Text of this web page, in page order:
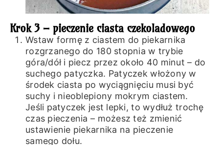
Krok 3 – pieczenie ciasta czekoladowego
Wstaw formę z ciastem do piekarnika
rozgrzanego do 180 stopnia w trybie
góra/dół i piecz przez około 40 minut – do
suchego patyczka. Patyczek włożony w
środek ciasta po wyciągnięciu musi być
suchy i nieoblepiony mokrym ciastem.
Jeśli patyczek jest lepki, to wydłuż trochę
czas pieczenia – możesz też zmienić
ustawienie piekarnika na pieczenie
samego dołu.